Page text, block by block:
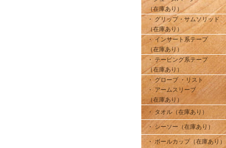
（在庫あり）
・ グリップ・サムソリッド
（在庫あり）
・ インサート系テープ
（在庫あり）
・ テーピング系テープ
（在庫あり）
・ グローブ ・リスト
・ アームスリーブ
（在庫あり）
・ タオル（在庫あり）
・ シーソー（在庫あり）
・ ボールカップ（在庫あり）